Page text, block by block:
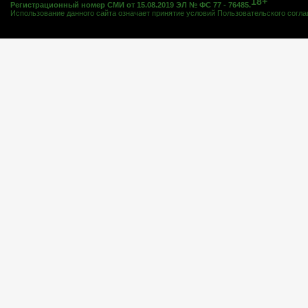
Регистрационный номер СМИ от 15.08.2019 ЭЛ № ФС 77 - 76485.
Использование данного сайта означает принятие условий Пользовательского